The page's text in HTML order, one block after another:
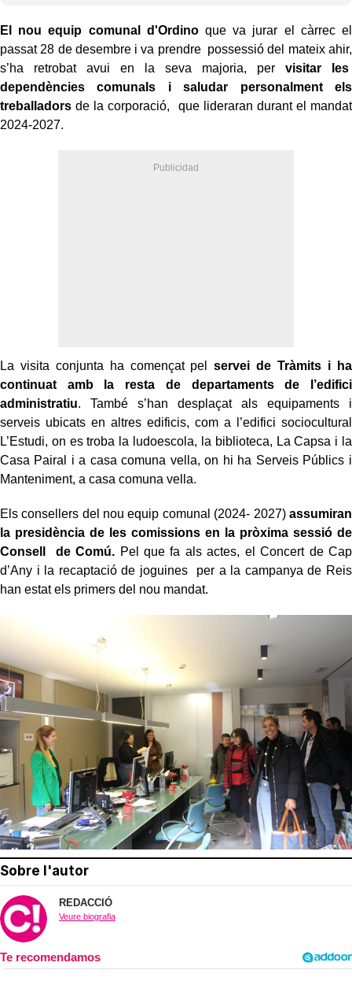
El nou equip comunal d'Ordinoque va jurar el càrrec el
passat 28 de desembre i va prendre possessió del mateix ahir,
s’ha retrobat avui en la seva majoria, per visitar les
dependències comunals i saludar personalment els
treballadors de la corporació, que lideraran durant el mandat
2024-2027.
La visita conjunta ha començat pelservei de Tràmits i ha
continuat amb la resta de departaments de l’edifici
administratiu. També s’han desplaçat als equipaments i
serveis ubicats en altres edificis, com a l’edifici sociocultural
L’Estudi, on es troba la ludoescola, la biblioteca, La Capsa i la
Casa Pairal i a casa comuna vella, on hi ha Serveis Públics i
Manteniment, a casa comuna vella.
Els consellers del nou equip comunal (2024- 2027) assumiran
la presidència de les comissions en la pròxima sessió de
Consell de Comú. Pel que fa als actes, el Concert de Cap
d’Any i la recaptació de joguines per a la campanya de Reis
han estat els primers del nou mandat.
Sobre l'autor
REDACCIÓ
Veure biografia